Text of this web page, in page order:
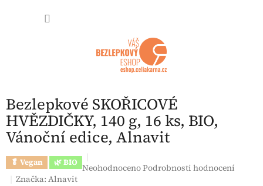
Bezlepkové SKOŘICOVÉ
HVĚZDIČKY, 140 g, 16 ks, BIO,
Vánoční edice, Alnavit
🥬 Vegan 🌿 BIO Průměrné hodnocení produktu je 0,0 z 5
NeohodnocenoPodrobnosti hodnocení
Značka:Alnavit